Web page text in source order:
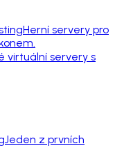
Herní servery pro
virtuální servery s
Jeden z prvních